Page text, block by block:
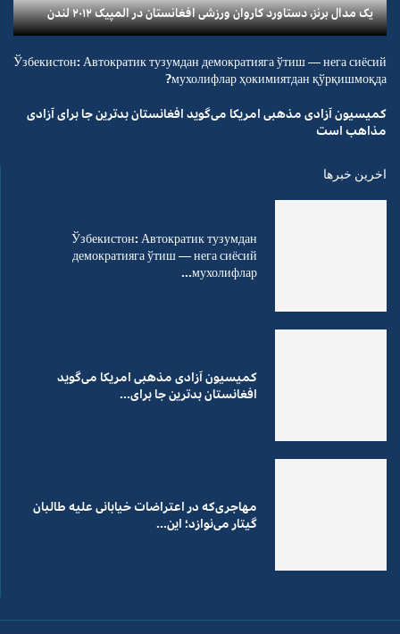
یک مدال برنز، دستاورد کاروان ورزشی افغانستان در المپیک ۲۰۱۲ لندن
Ўзбекистон: Автократик тузумдан демократияга ўтиш — нега сиёсий
мухолифлар ҳокимиятдан қўрқишмоқда?
کمیسیون آزادی مذهبی امریکا می‌گوید افغانستان بدترین جا برای آزادی
مذاهب است
اخرین خبرها
Ўзбекистон: Автократик тузумдан
демократияга ўтиш — нега сиёсий
мухолифлар...
کمیسیون آزادی مذهبی امریکا می‌گوید
افغانستان بدترین جا برای...
مهاجری‌که در اعتراضات خیابانی علیه طالبان
گیتار می‌نوازد؛ این...